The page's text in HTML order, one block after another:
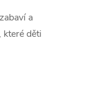
a
které děti